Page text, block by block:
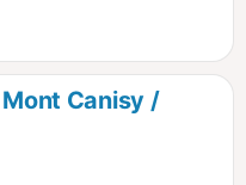
Canisy /